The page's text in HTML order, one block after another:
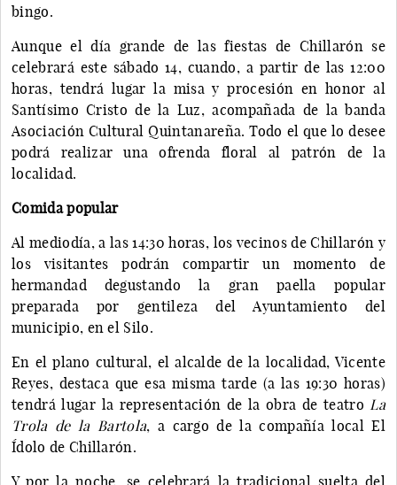
bingo.
Aunque el día grande de las fiestas de Chillarón se
celebrará este sábado 14, cuando, a partir de las 12:00
horas, tendrá lugar la misa y procesión en honor al
Santísimo Cristo de la Luz, acompañada de la banda
Asociación Cultural Quintanareña. Todo el que lo desee
podrá realizar una ofrenda floral al patrón de la
localidad.
Comida popular
Al mediodía, a las 14:30 horas, los vecinos de Chillarón y
los visitantes podrán compartir un momento de
hermandad degustando la gran paella popular
preparada por gentileza del Ayuntamiento del
municipio, en el Silo.
En el plano cultural, el alcalde de la localidad, Vicente
Reyes, destaca que esa misma tarde (a las 19:30 horas)
tendrá lugar la representación de la obra de teatro La
Trola de la Bartola, a cargo de la compañía local El
Ídolo de Chillarón.
Y por la noche, se celebrará la tradicional suelta del